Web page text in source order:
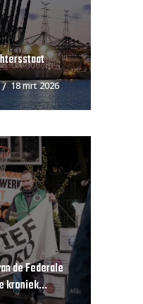
18 mrt 2026
de Federale
kroniek...